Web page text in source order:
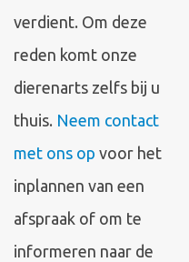
verdient. Om deze
reden komt onze
dierenarts zelfs bij u
thuis. Neem contact
met ons op voor het
inplannen van een
afspraak of om te
informeren naar de